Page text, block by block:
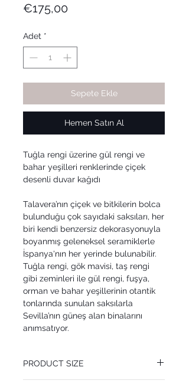
€175,00Fiyat
Adet *
Sepete Ekle
Hemen Satın Al
Tuğla rengi üzerine gül rengi ve
bahar yeşilleri renklerinde çiçek
desenli duvar kağıdı
Talavera’nın çiçek ve bitkilerin bolca
bulunduğu çok sayıdaki saksıları, her
biri kendi benzersiz dekorasyonuyla
boyanmış geleneksel seramiklerle
İspanya'nın her yerinde bulunabilir.
Tuğla rengi, gök mavisi, taş rengi
gibi zeminleri ile gül rengi, fuşya,
orman ve bahar yeşillerinin otantik
tonlarında sunulan saksılarla
Sevilla’nın güneş alan binalarını
anımsatıyor.
PRODUCT SIZE